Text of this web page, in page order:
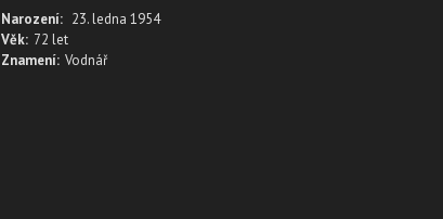
Narození: 23. ledna 1954
Věk: 72 let
Znamení: Vodnář